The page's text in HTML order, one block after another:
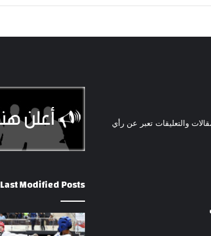
والتعليقات تعبر عن رأي
Last Modified Posts